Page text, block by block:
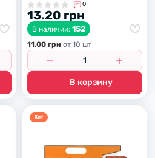
0
13.20 грн
В наличии: 152
11.00 грн от 10 шт
В корзину
Хит